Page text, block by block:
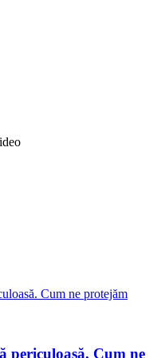
periculoasă. Cum ne